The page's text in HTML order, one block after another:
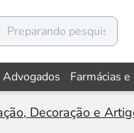
Advogados Farmácias
Decoração e